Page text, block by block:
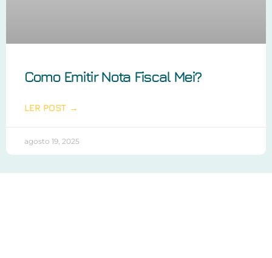
Como Emitir Nota Fiscal Mei?
LER POST →
agosto 19, 2025